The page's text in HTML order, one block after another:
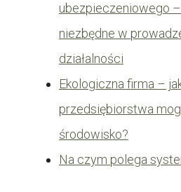
ubezpieczeniowego
niezbędne w
działalności
Ekologiczna firma –
przedsiębiorstwa
środowisko?
Na czym polega